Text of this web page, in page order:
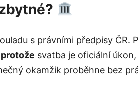
s právními předpisy ČR.
protože svatba je oficiální
okamžik proběhne bez